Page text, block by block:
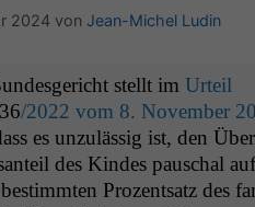
2024 von Jean-Michel Ludin
stellt im Urteil
/2022 vom 8. Novem­ber
es unzuläs­sig ist, den
des Kindes pauschal auf
Prozentsatz des